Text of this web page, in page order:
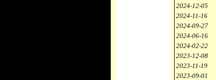
2024-12-05
2024-11-16
2024-09-27
2024-06-16
2024-02-22
2023-12-08
2023-11-19
2023-09-01